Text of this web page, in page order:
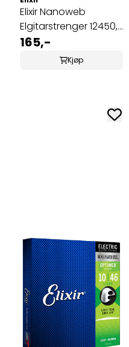
Elixir Nanoweb
Elgitarstrenger 12450,
12-strengs, Light, 010-
165,-
Kjøp